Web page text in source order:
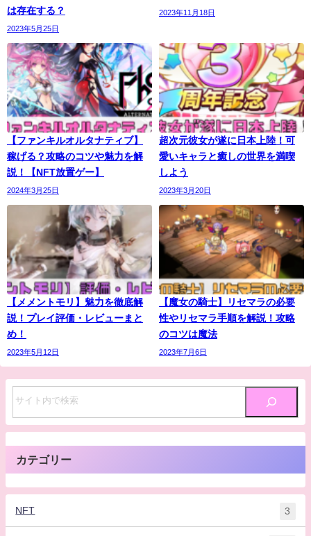
は存在する？
2023年5月25日
2023年11月18日
【ファンキルオルタナティブ】
稼げる？攻略のコツや魅力を解
説！【NFT放置ゲー】
2024年3月25日
超次元彼女が遂に日本上陸！可
愛いキャラと癒しの世界を満喫
しよう
2023年3月20日
【メメントモリ】魅力を徹底解
説！プレイ評価・レビューまと
め！
2023年5月12日
【魔女の騎士】リセマラの必要
性やリセマラ手順を解説！攻略
のコツは魔法
2023年7月6日
カテゴリー
NFT 3